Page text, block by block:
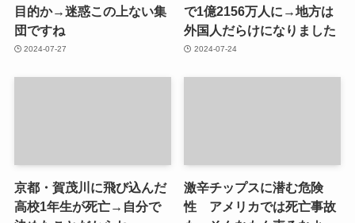
目的か→迷惑この上ない集
団ですね
2024-07-27
で1億2156万人に→地方は
外国人だらけになりました
2024-07-24
京都・賀茂川に飛び込んだ
高校1年生が死亡→自分で
激辛チップスに潜む危険
性 アメリカでは死亡事故